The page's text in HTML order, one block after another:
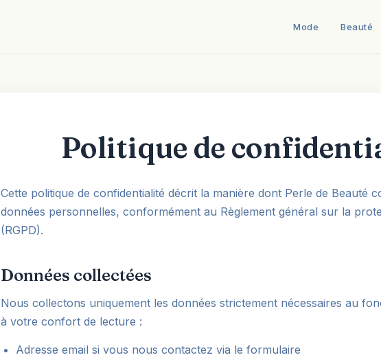
Mode Beauté
Politique de
Cette politique de confidentialité décrit la manière dont Perle de Beauté
données personnelles, conformément au Règlement général sur la
(RGPD).
Données collectées
Nous collectons uniquement les données strictement nécessaires au
à votre confort de lecture :
Adresse email si vous nous contactez via le formulaire